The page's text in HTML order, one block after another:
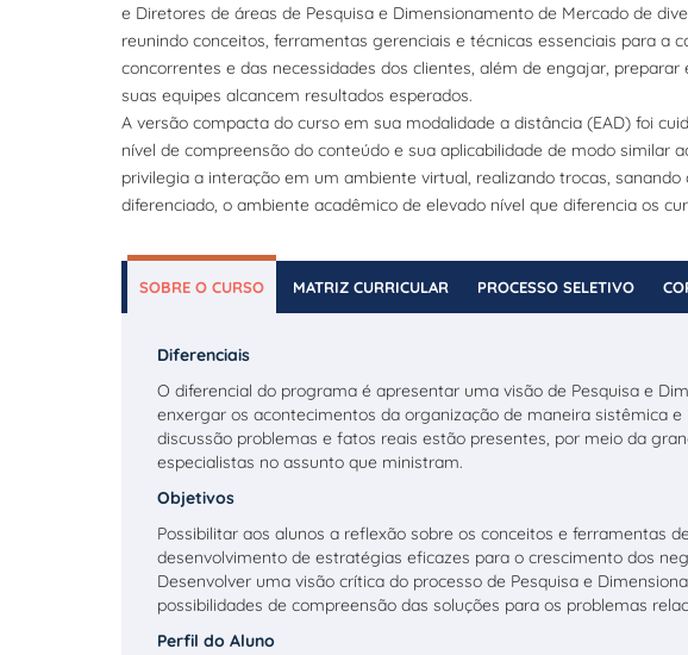
e Diretores de áreas de Pesquisa e Dimensionamento de Mercado de
reunindo conceitos, ferramentas gerenciais e técnicas essenciais para a
concorrentes e das necessidades dos clientes, além de engajar,
suas equipes alcancem resultados esperados.
A versão compacta do curso em sua modalidade a distância (EAD) foi
nível de compreensão do conteúdo e sua aplicabilidade de modo similar
privilegia a interação em um ambiente virtual, realizando trocas,
diferenciado, o ambiente acadêmico de elevado nível que diferencia os
SOBRE O CURSO MATRIZ CURRICULAR PROCESSO SELETIVO
Diferenciais
O diferencial do programa é apresentar uma visão de Pesquisa e
enxergar os acontecimentos da organização de maneira sistêmica
discussão problemas e fatos reais estão presentes, por meio da
especialistas no assunto que ministram.
Objetivos
Possibilitar aos alunos a reflexão sobre os conceitos e ferramentas
desenvolvimento de estratégias eficazes para o crescimento dos
Desenvolver uma visão crítica do processo de Pesquisa e
possibilidades de compreensão das soluções para os problemas
Perfil do Aluno